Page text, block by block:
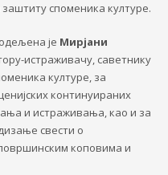
споменика културе.
је Мирјани
истраживачу, саветнику
културе, за
континуираних
и истраживања, као и за
свести о
коповима и